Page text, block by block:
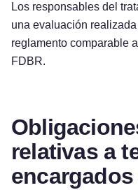
Los responsables del
una evaluación
reglamento comparable
FDBR.
relativas a